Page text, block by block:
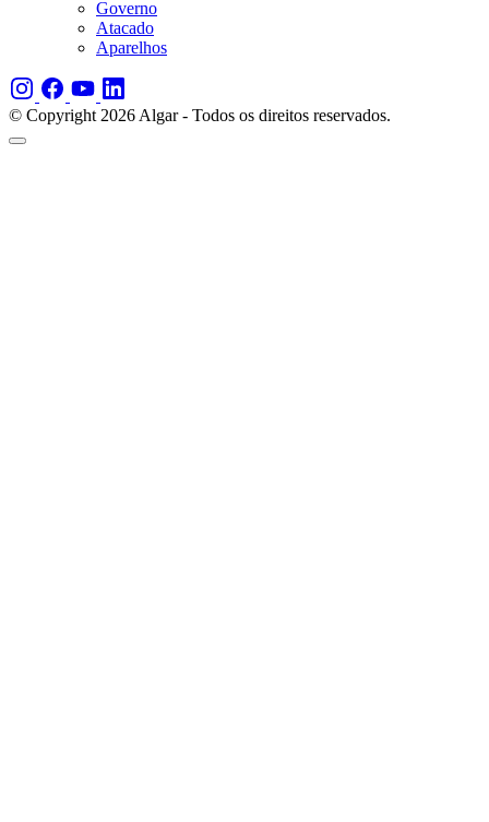
Governo
Atacado
Aparelhos
© Copyright 2026 Algar - Todos os direitos reservados.